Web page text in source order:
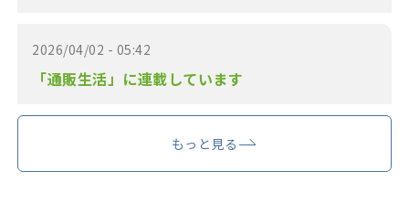
2026/04/02 - 05:42
「通販生活」に連載しています
もっと見る